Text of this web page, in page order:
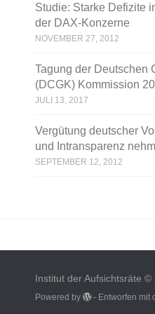
Studie: Starke Defizite
der DAX-Konzerne
NOVEMBER 27, 2012
Tagung der Deutschen
(DCGK) Kommission
JULI 13, 2017
Vergütung deutscher
und Intransparenz
SEPTEMBER 12, 2012
Institut der Aufsichtsräte ©
Powered by - Entworfen mit